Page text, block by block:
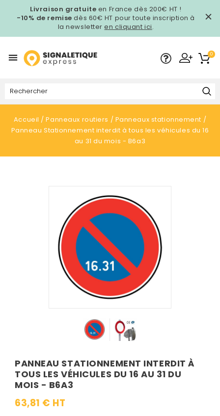
Livraison gratuite en France dès 200€ HT !
-10% de remise dès 60€ HT pour toute inscription à
la newsletteren cliquant ici.
 0
Accueil Panneaux routiers
Panneaux stationnement
Panneau Stationnement interdit à tous les véhicules du 16
au 31 du mois - B6a3
PANNEAU STATIONNEMENT INTERDIT À
TOUS LES VÉHICULES DU 16 AU 31 DU
MOIS - B6A3
63,81 € HT